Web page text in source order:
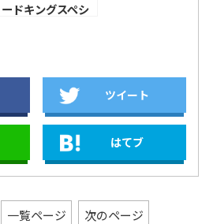
ードキングスペシ
SERIES エアクリ
BEVELED、ヒロコ
イソレーシング ス
テルスヘッダー ＋
バンス＆ハインズ
オーバーサイズ
450 デストロイヤ
ー！
ツイート
はてブ
一覧ページ 次のページ